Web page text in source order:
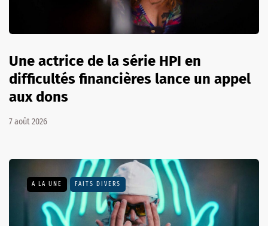
Une actrice de la série HPI en
difficultés financières lance un appel
aux dons
7 août 2026
A LA UNE FAITS DIVERS